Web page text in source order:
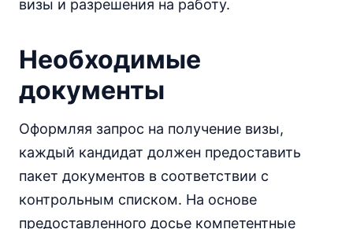
визы и разрешения на работу.
Необходимые
документы
Оформляя запрос на получение визы,
каждый кандидат должен предоставить
пакет документов в соответствии с
контрольным списком. На основе
предоставленного досье компетентные